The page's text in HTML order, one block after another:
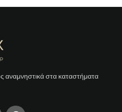
αναμνηστικά στα καταστήματα